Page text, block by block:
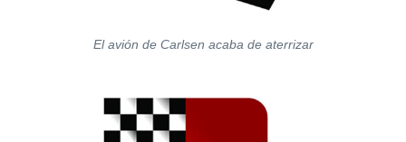
El avión de Carlsen acaba de aterrizar